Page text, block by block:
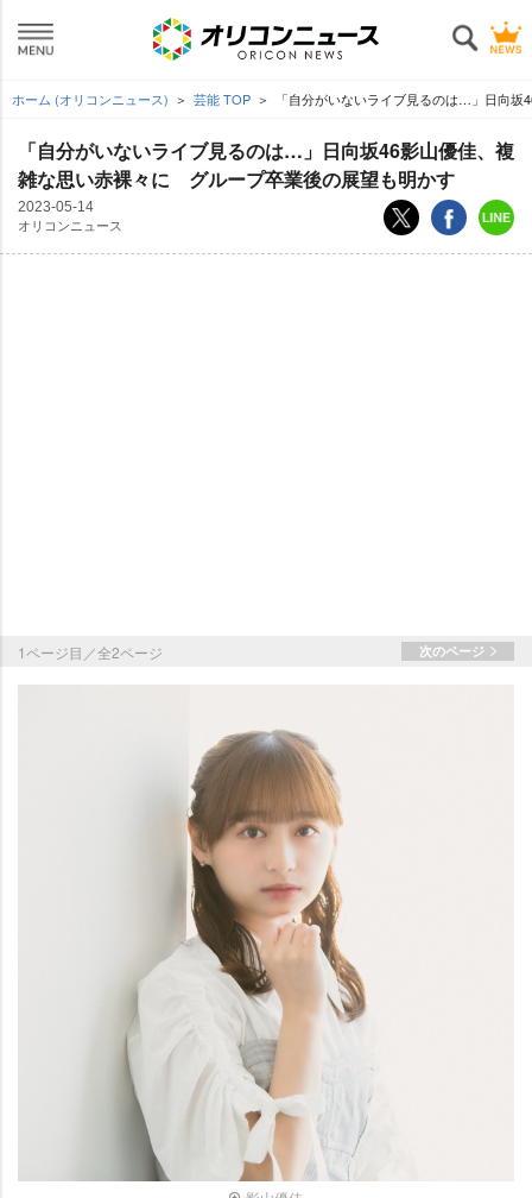
ホーム (オリコンニュース) 芸能 TOP 「自分がいないライブ見るのは…」日向
「自分がいないライブ見るのは…」日向坂46影山優佳、複
雑な思い赤裸々に グループ卒業後の展望も明かす
2023-05-14
オリコンニュース
1ページ目／全2ページ 次のページ